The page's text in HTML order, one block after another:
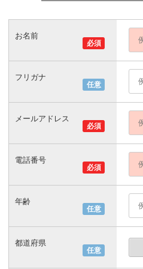
必須
お名前
任意
フリガナ
必須
メールアドレス
必須
電話番号
任意
年齢
任意
都道府県